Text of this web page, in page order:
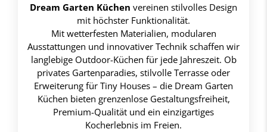
Dream Garten Küchen vereinen stilvolles Design
mit höchster Funktionalität.
Mit wetterfesten Materialien, modularen
Ausstattungen und innovativer Technik schaffen wir
langlebige Outdoor-Küchen für jede Jahreszeit. Ob
privates Gartenparadies, stilvolle Terrasse oder
Erweiterung für Tiny Houses – die Dream Garten
Küchen bieten grenzenlose Gestaltungsfreiheit,
Premium-Qualität und ein einzigartiges
Kocherlebnis im Freien.